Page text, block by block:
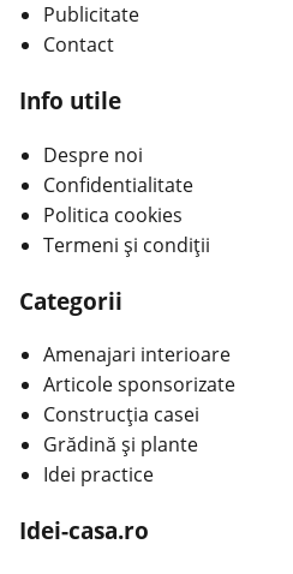
Publicitate
Contact
Info utile
Despre noi
Confidentialitate
Politica cookies
Termeni și condiții
Categorii
Amenajari interioare
Articole sponsorizate
Construcția casei
Grădină și plante
Idei practice
Idei-casa.ro